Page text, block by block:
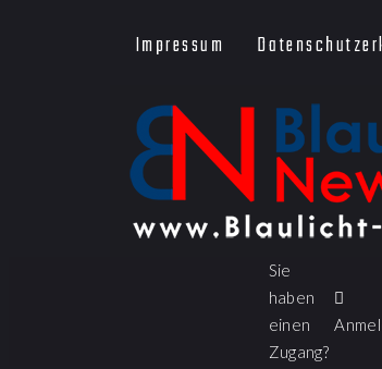
Impressum
Sie
haben
einen
Zugang?